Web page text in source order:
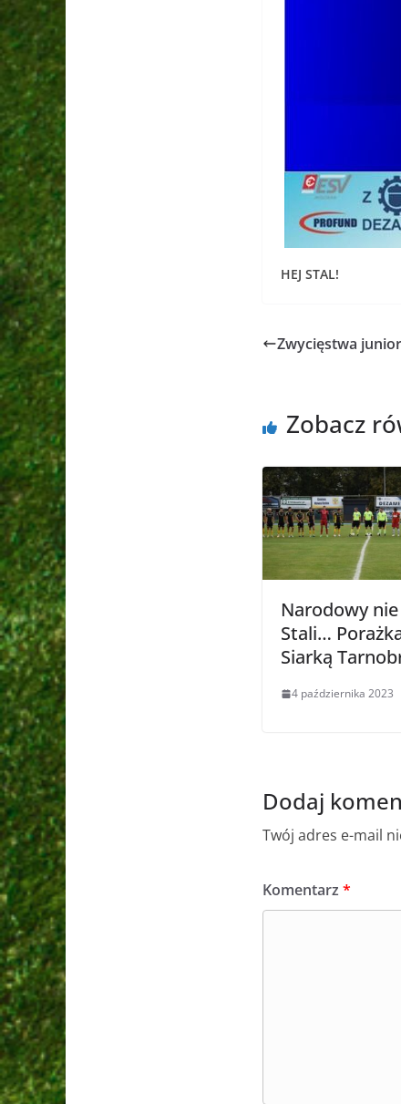
HEJ STAL!
Zwycięstwa
Zobacz
Narodowy
Stali…
Siarką
4 października 2023
Dodaj
Twój adres e-mail
Komentarz *